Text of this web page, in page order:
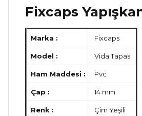
Fixcaps
Marka : Fixcaps
Model : Vida Tapası
Ham Maddesi : Pvc
Çap : 14 mm
Renk : Çim Yeşili